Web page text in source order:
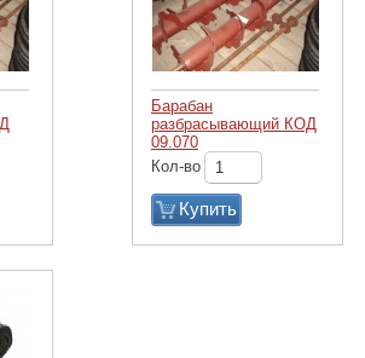
Барабан
разбрасывающий КОД
09.070
Кол-во
Купить